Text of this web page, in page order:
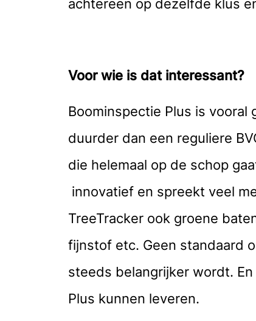
achtereen op dezelfde klus
Voor wie is dat interessant?
Boominspectie Plus is
duurder dan een reguliere
die helemaal op de schop
innovatief en spreekt veel
TreeTracker ook groene
fijnstof etc. Geen standaard
steeds belangrijker wordt.
Plus kunnen leveren.